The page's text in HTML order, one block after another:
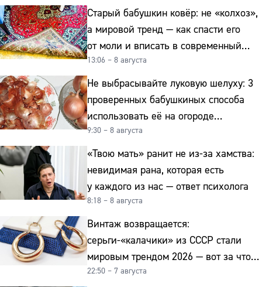
Старый бабушкин ковёр: не «колхоз»,
а мировой тренд — как спасти его
от моли и вписать в современный
интерьер
13:06 – 8 августа
Не выбрасывайте луковую шелуху: 3
проверенных бабушкиных способа
использовать её на огороде
и для здоровья этой зимой
9:30 – 8 августа
«Твою мать» ранит не из-за хамства:
невидимая рана, которая есть
у каждого из нас — ответ психолога
8:18 – 8 августа
Винтаж возвращается:
серьги-«калачики» из СССР стали
мировым трендом 2026 — вот за что
их ценят ювелиры
22:50 – 7 августа